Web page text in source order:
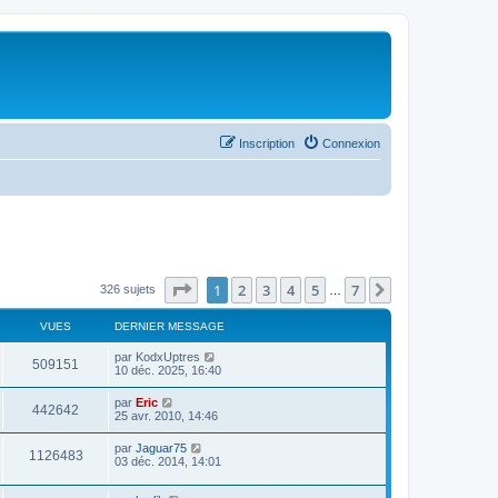
Connexion
Inscription
326 sujets Page sur7
1 2 3 4 5 7
VUES DERNIER MESSAGE
509151 par KodxUptres
10 déc. 2025, 16:40
442642 par Eric
25 avr. 2010, 14:46
1126483 par Jaguar75
03 déc. 2014, 14:01